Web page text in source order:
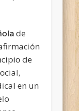
de
de
en un